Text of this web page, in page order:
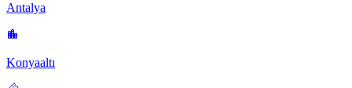
Antalya
Konyaaltı